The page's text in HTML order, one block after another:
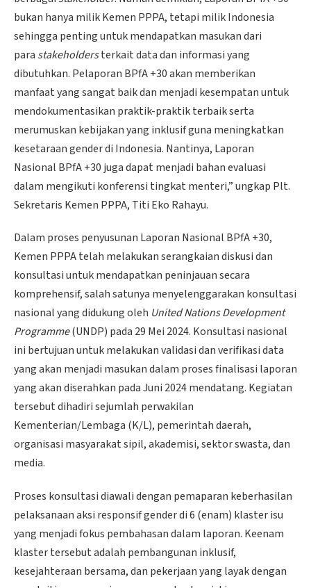
bukan hanya milik Kemen PPPA, tetapi milik Indonesia
sehingga penting untuk mendapatkan masukan dari
para stakeholdersterkait data dan informasi yang
dibutuhkan. Pelaporan BPfA +30 akan memberikan
manfaat yang sangat baik dan menjadi kesempatan untuk
mendokumentasikan praktik-praktik terbaik serta
merumuskan kebijakan yang inklusif guna meningkatkan
kesetaraan gender di Indonesia. Nantinya, Laporan
Nasional BPfA +30 juga dapat menjadi bahan evaluasi
dalam mengikuti konferensi tingkat menteri,” ungkap Plt.
Sekretaris Kemen PPPA, Titi Eko Rahayu.
Dalam proses penyusunan Laporan Nasional BPfA +30,
Kemen PPPA telah melakukan serangkaian diskusi dan
konsultasi untuk mendapatkan peninjauan secara
komprehensif, salah satunya menyelenggarakan konsultasi
nasional yang didukung oleh United Nations Development
Programme(UNDP) pada 29 Mei 2024. Konsultasi nasional
ini bertujuan untuk melakukan validasi dan verifikasi data
yang akan menjadi masukan dalam proses finalisasi laporan
yang akan diserahkan pada Juni 2024 mendatang. Kegiatan
tersebut dihadiri sejumlah perwakilan
Kementerian/Lembaga (K/L), pemerintah daerah,
organisasi masyarakat sipil, akademisi, sektor swasta, dan
media.
Proses konsultasi diawali dengan pemaparan keberhasilan
pelaksanaan aksi responsif gender di 6 (enam) klaster isu
yang menjadi fokus pembahasan dalam laporan. Keenam
klaster tersebut adalah pembangunan inklusif,
kesejahteraan bersama, dan pekerjaan yang layak dengan